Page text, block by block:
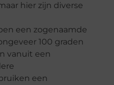
hier zijn diverse
een zogenaamde
100 graden
vanuit een
een